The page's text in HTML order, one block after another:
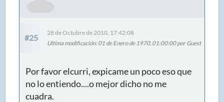
#25
28 de Octubre de 2010, 17:42:08
Ultima modificación: 01 de Enero de 1970, 01:00:00 por Guest
Por favor elcurri, expicame un poco eso que
no lo entiendo....o mejor dicho no me
cuadra.